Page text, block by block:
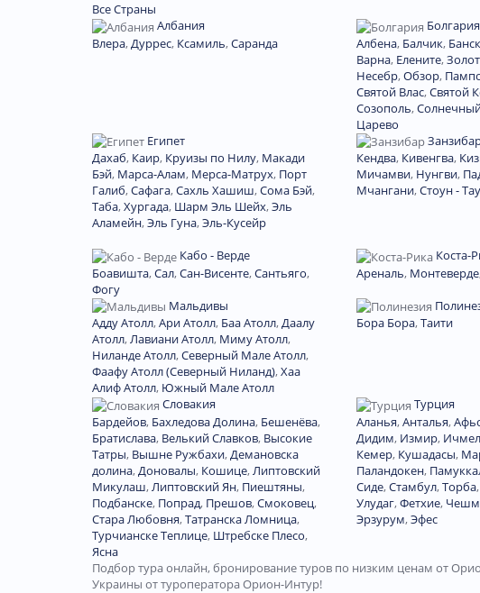
Все Страны
Албания
Влера, Дуррес, Ксамиль,Саранда
Болгария
Албена, Балчик,
Варна, Елените,
Несебр,Обзор,
Святой Влас,Святой
Созополь,
Царево
Египет
Дахаб, Каир, Круизы по Нилу, Макади
Бэй, Марса-Алам, Мерса-Матрух, Порт
Галиб,Сафага,Сахль Хашиш,Сома Бэй,
Таба,Хургада, Шарм Эль Шейх,Эль
Аламейн,Эль Гуна,Эль-Кусейр
Кендва, Кивенгва,
Мичамви, Нунгви,
Мчангани,Стоун -
Кабо - Верде
Боавишта,Сал,Сан-Висенте,Сантьяго,
Фогу
Коста-
Ареналь, Монтеверде
Мальдивы
Адду Атолл,Ари Атолл, Баа Атолл,Даалу
Атолл,Лавиани Атолл, Миму Атолл,
Ниланде Атолл,Северный Мале Атолл,
Фаафу Атолл (Северный Ниланд),Хаа
Алиф Атолл, Южный Мале Атолл
Бора Бора,Таити
Словакия
Бардейов, Бахледова Долина, Бешенёва,
Братислава, Велький Славков, Высокие
Татры, Вышне Ружбахи, Демановска
долина, Доновалы, Кошице, Липтовский
Микулаш, Липтовский Ян, Пиештяны,
Подбанске, Попрад, Прешов,Смоковец,
Стара Любовня,Татранска Ломница,
Турчианске Теплице, Штребске Плесо,
Ясна
Турция
Аланья,Анталья,
Дидим, Измир,
Кемер, Кушадасы,
Паландокен,
Сиде,Стамбул,Торба,
Улудаг,Фетхие,
Эрзурум,Эфес
Подбор тура онлайн, бронирование туров по низким ценам от
Украины от туроператора Орион-Интур!